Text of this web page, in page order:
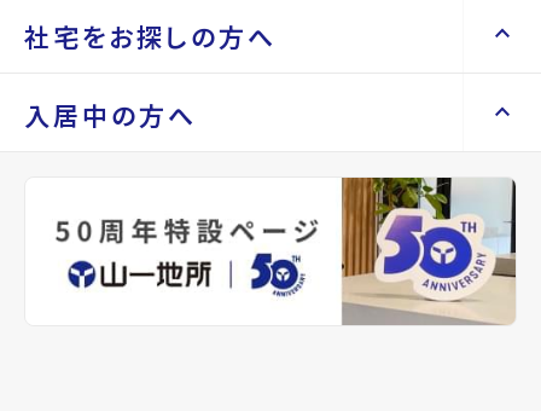
space_dashboard
土地を探す
エリアから探す
train
路線から探す
事業用・投資用を探す keyboard_arrow_right
不動産を貸すまでの流れ
空き家サポートサービス
不動産を売却したい keyboard_arrow_right
相続相談をしたい keyboard_arrow_right
不動産に投資したい keyboard_arrow_right
Renotta（リノッタ） keyboard_arrow_right
会社案内 keyboard_arrow_right
会社概要・沿革 keyboard_arrow_right
keyboard_arrow_right
パーパス keyboard_arrow_right
CM紹介
社宅をお探しの方へ keyboard_arrow_up
社宅をお探しの方へ keyboard_arrow_right
keyboard_arrow_right
レンタルオフィス keyboard_arrow_right
貸会議室 keyboard_arrow_right
open_in_new
入居中の方へ keyboard_arrow_up
keyboard_arrow_right
退去される方へ keyboard_arrow_right
※準備中 住まいのしおり（PDF）
同じ建物で現在募集中
の物件